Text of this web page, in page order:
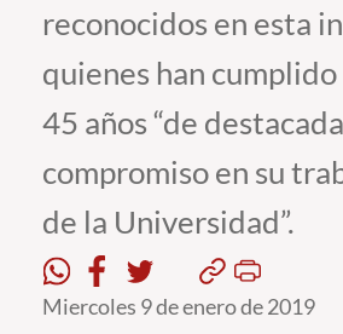
Pregrado
Postgrado
Formación Continua
Estudiantes
Académicos
reconocidos en esta
quienes han
45 años “de
compromiso en su
de la Universidad”.
Miercoles 9 de enero de 2019